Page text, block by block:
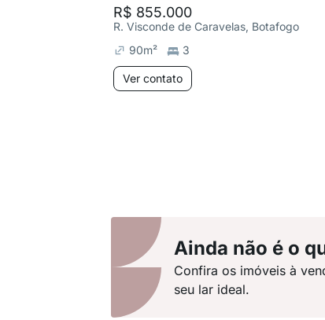
R$ 855.000
R. Visconde de Caravelas, Botafogo
90m² 3
Ver contato
Ainda não é o
Confira os imóveis à
seu lar ideal.